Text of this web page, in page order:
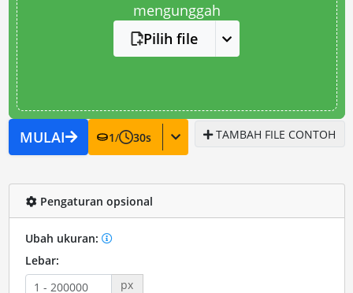
mengunggah
Pilih file
MULAI 1/ 30s TAMBAH FILE CONTOH
Pengaturan opsional
Ubah ukuran:
Lebar:
px